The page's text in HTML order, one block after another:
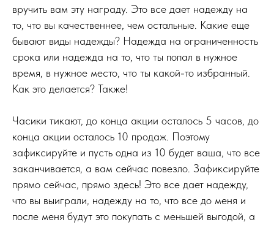
вручить вам эту награду. Это все дает надежду на
то, что вы качественнее, чем остальные. Какие еще
бывают виды надежды? Надежда на ограниченность
срока или надежда на то, что ты попал в нужное
время, в нужное место, что ты какой-то избранный.
Как это делается? Также!
Часики тикают, до конца акции осталось 5 часов, до
конца акции осталось 10 продаж. Поэтому
зафиксируйте и пусть одна из 10 будет ваша, что все
заканчивается, а вам сейчас повезло. Зафиксируйте
прямо сейчас, прямо здесь! Это все дает надежду,
что вы выиграли, надежду на то, что все до меня и
после меня будут это покупать с меньшей выгодой, а